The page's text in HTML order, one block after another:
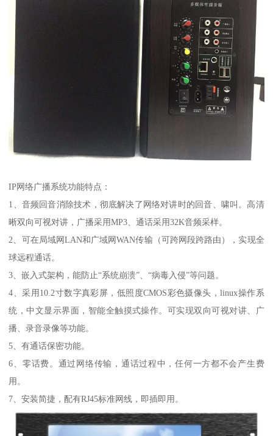
IP网络广播系统功能特点：
1、音频回音消除技术，彻底解决了网络对讲时的回音、啸叫。高清
晰双向可视对讲，广播采用MP3、通话采用32K音频采样。
2、可在局域网LAN和广域网WAN传输（可跨网段跨路由），实现全
球远程通话。
3、嵌入式架构，能防止“系统崩溃”、“病毒入侵”等问题。
4、采用10.2寸数字真彩屏，低照度CMOS彩色摄像头，linux操作系
统，中文显示界面，智能全触摸式操作。可实现双向可视对讲、广
播、录音录像等功能。
5、有通话保密功能。
6、零话费。通过网络传输，通话过程中，任何一方都不会产生费
用。
7、安装简捷，配有RJ45标准网线，即插即用。